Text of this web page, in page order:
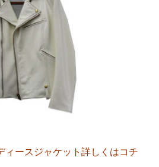
ィースジャケット詳しくはコチ